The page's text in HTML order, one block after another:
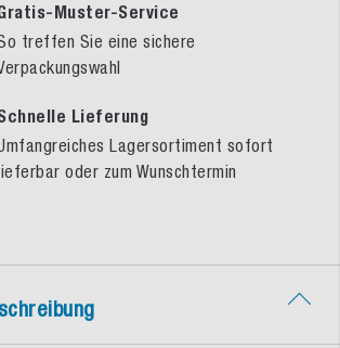
Muster-Service
treffen Sie eine sichere
Lieferung
Lagersortiment sofort
oder zum Wunschtermin